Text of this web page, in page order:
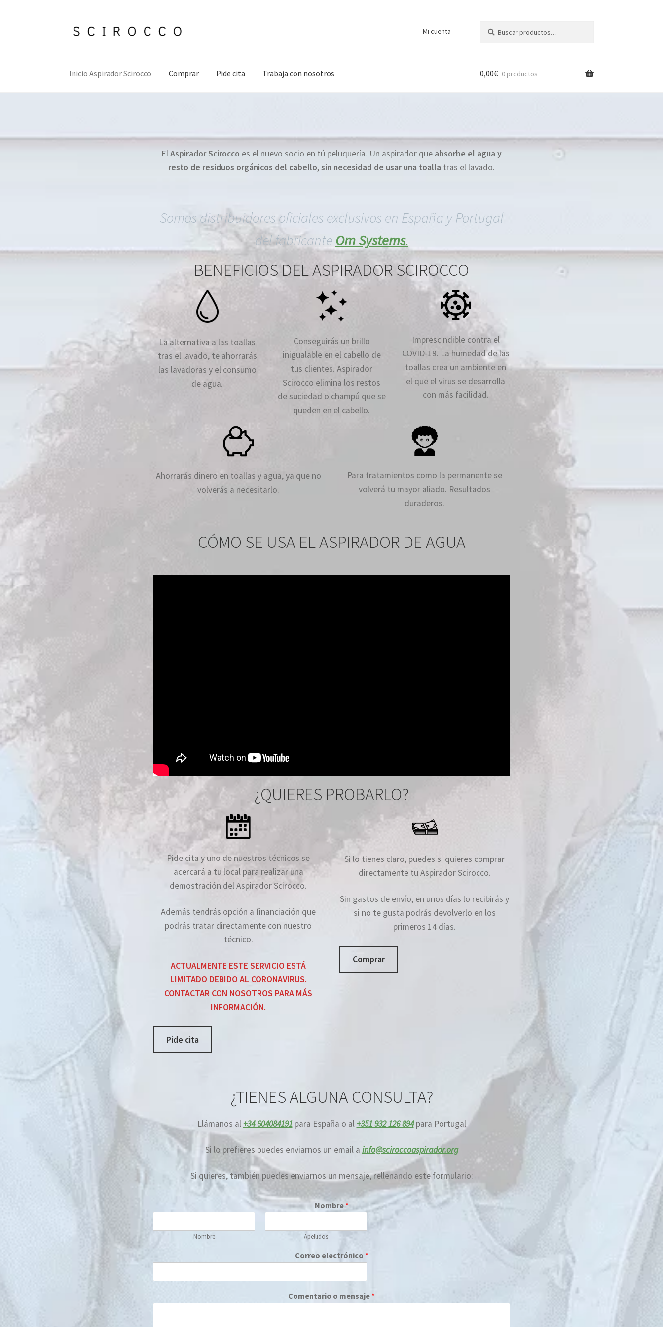
IrIr
al
Mi cuenta
por:
Inicio Aspirador Scirocco Comprar Pide cita Trabaja con nosotros 0,00€ 0 productos
ElAspirador Scirocco es el nuevo socio en tú peluquería. Un aspirador que absorbe el agua y
resto de residuos orgánicos del cabello,sin necesidad de usar una toalla tras el lavado.
Somos distribuidores oficiales exclusivos en España y Portugal
del fabricante Om Systems.
BENEFICIOS DEL ASPIRADOR SCIROCCO
La alternativa a las toallas
tras el lavado, te ahorrarás
las lavadoras y el consumo
de agua.
Conseguirás un brillo
inigualable en el cabello de
tus clientes. Aspirador
Scirocco elimina los restos
de suciedad o champú que se
queden en el cabello.
Imprescindible contra el
COVID-19. La humedad de las
toallas crea un ambiente en
el que el virus se desarrolla
con más facilidad.
Ahorrarás dinero en toallas y agua, ya que no
volverás a necesitarlo.
Para tratamientos como la permanente se
volverá tu mayor aliado. Resultados
duraderos.
CÓMO SE USA EL ASPIRADOR DE AGUA
¿QUIERES PROBARLO?
Pide cita y uno de nuestros técnicos se
acercará a tu local para realizar una
demostración del Aspirador Scirocco.
Además tendrás opción a financiación que
podrás tratar directamente con nuestro
técnico.
ACTUALMENTE ESTE SERVICIO ESTÁ
LIMITADO DEBIDO AL CORONAVIRUS.
CONTACTAR CON NOSOTROS PARA MÁS
INFORMACIÓN.
Pide cita
Si lo tienes claro, puedes si quieres comprar
directamente tu Aspirador Scirocco.
Sin gastos de envío, en unos días lo recibirás y
si no te gusta podrás devolverlo en los
primeros 14 días.
Comprar
¿TIENES ALGUNA CONSULTA?
Llámanos al+34 604084191para España o al+351 932 126 894para Portugal
Si lo prefieres puedes enviarnos un email a info@sciroccoaspirador.org
Si quieres, también puedes enviarnos un mensaje, rellenando este formulario:
Nombre *
Nombre Apellidos
Correo electrónico *
Comentario o mensaje *